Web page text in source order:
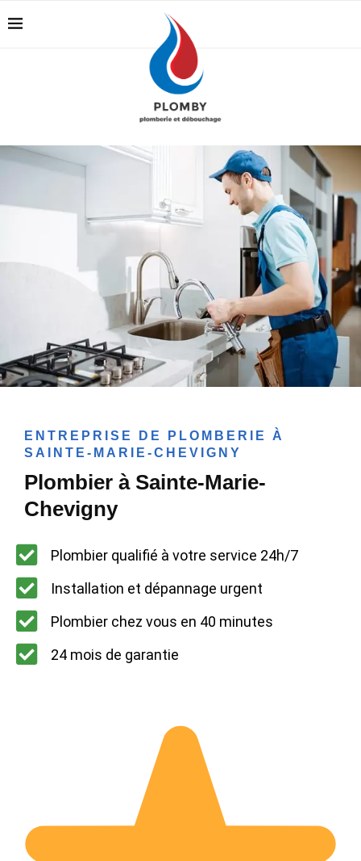
ENTREPRISE DE PLOMBERIE À
SAINTE-MARIE-CHEVIGNY
Plombier à Sainte-Marie-
Chevigny
Plombier qualifié à votre service 24h/7
Installation et dépannage urgent
Plombier chez vous en 40 minutes
24 mois de garantie